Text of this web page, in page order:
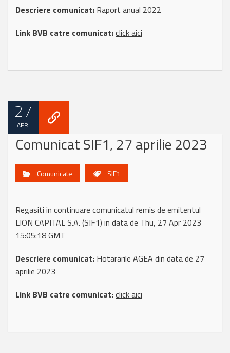
Descriere comunicat: Raport anual 2022
Link BVB catre comunicat:click aici
27
APR.
Comunicat SIF1, 27 aprilie 2023
Comunicate SIF1
Regasiti in continuare comunicatul remis de emitentul
LION CAPITAL S.A. (SIF1) in data de Thu, 27 Apr 2023
15:05:18 GMT
Descriere comunicat: Hotararile AGEA din data de 27
aprilie 2023
Link BVB catre comunicat:click aici